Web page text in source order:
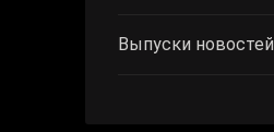
Выпуски новостей